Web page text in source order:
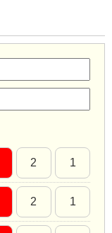
2 1
2 1